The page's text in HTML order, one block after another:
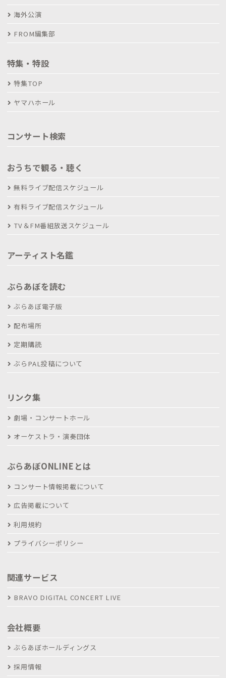
海外公演
FROM編集部
特集・特設
特集TOP
ヤマハホール
コンサート検索
おうちで観る・聴く
無料ライブ配信スケジュール
有料ライブ配信スケジュール
TV＆FM番組放送スケジュール
アーティスト名鑑
ぶらあぼを読む
ぶらあぼ電子版
配布場所
定期購読
ぶらPAL投稿について
リンク集
劇場・コンサートホール
オーケストラ・演奏団体
ぶらあぼONLINEとは
コンサート情報掲載について
広告掲載について
利用規約
プライバシーポリシー
関連サービス
BRAVO DIGITAL CONCERT LIVE
会社概要
ぶらあぼホールディングス
採用情報